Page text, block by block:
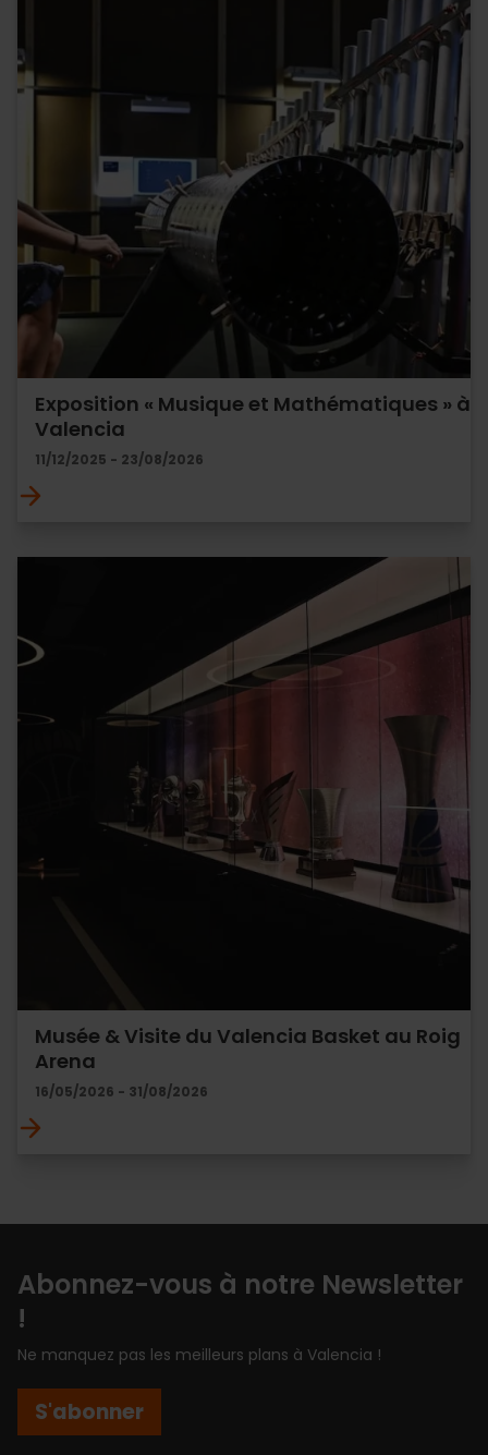
Exposition « Musique et Mathématiques » à
Valencia
11/12/2025 - 23/08/2026
Musée & Visite du Valencia Basket au Roig
Arena
16/05/2026 - 31/08/2026
Abonnez-vous à notre Newsletter
!
Ne manquez pas les meilleurs plans à Valencia !
S'abonner